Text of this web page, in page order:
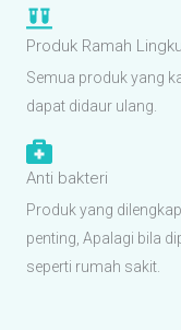
Produk Ramah
Semua produk yang
dapat didaur ulang.
Anti bakteri
Produk yang
penting, Apalagi bila
seperti rumah sakit.